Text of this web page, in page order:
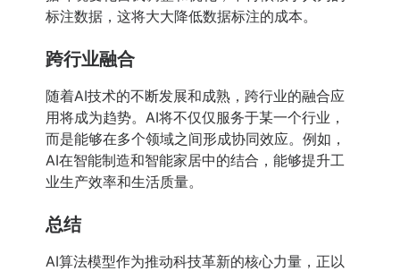
标注数据，这将大大降低数据标注的成本。
跨行业融合
随着AI技术的不断发展和成熟，跨行业的融合应
用将成为趋势。AI将不仅仅服务于某一个行业，
而是能够在多个领域之间形成协同效应。例如，
AI在智能制造和智能家居中的结合，能够提升工
业生产效率和生活质量。
总结
AI算法模型作为推动科技革新的核心力量，正以